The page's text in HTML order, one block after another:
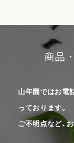
商品
山年園ではお電
っております。
ご不明点など、